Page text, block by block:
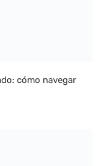
cómo navegar